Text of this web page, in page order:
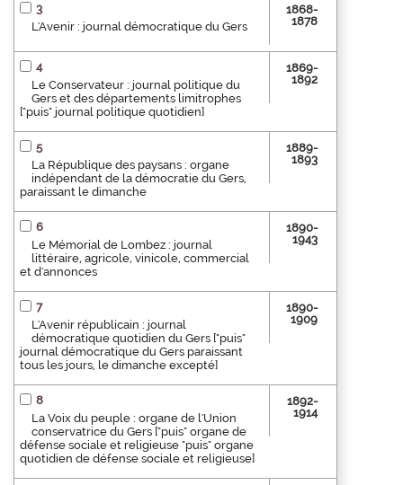
3
L'Avenir : journal démocratique du Gers
1868-
1878
4
Le Conservateur : journal politique du
Gers et des départements limitrophes
["puis" journal politique quotidien]
1869-
1892
5
La République des paysans : organe
indépendant de la démocratie du Gers,
paraissant le dimanche
1889-
1893
6
Le Mémorial de Lombez : journal
littéraire, agricole, vinicole, commercial
et d'annonces
1890-
1943
7
L'Avenir républicain : journal
démocratique quotidien du Gers ["puis"
journal démocratique du Gers paraissant
tous les jours, le dimanche excepté]
1890-
1909
8
La Voix du peuple : organe de l'Union
conservatrice du Gers ["puis" organe de
défense sociale et religieuse "puis" organe
quotidien de défense sociale et religieuse]
1892-
1914